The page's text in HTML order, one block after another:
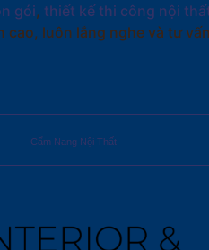
gói, thiết kế thi công nội
luôn lắng nghe và tư
Cẩm Nang Nội Thất